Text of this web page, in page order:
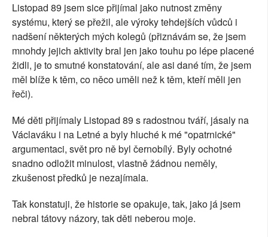
Listopad 89 jsem sice přijímal jako nutnost změny
systému, který se přežil, ale výroky tehdejších vůdců i
nadšení některých mých kolegů (přiznávám se, že jsem
mnohdy jejich aktivity bral jen jako touhu po lépe placené
židli, je to smutné konstatování, ale asi dané tím, že jsem
měl blíže k těm, co něco uměli než k těm, kteří měli jen
řeči).
Mé děti přijímaly Listopad 89 s radostnou tváří, jásaly na
Václaváku i na Letné a byly hluché k mé "opatrnické"
argumentaci, svět pro ně byl černobílý. Byly ochotné
snadno odložit minulost, vlastně žádnou neměly,
zkušenost předků je nezajímala.
Tak konstatuji, že historie se opakuje, tak, jako já jsem
nebral tátovy názory, tak děti neberou moje.